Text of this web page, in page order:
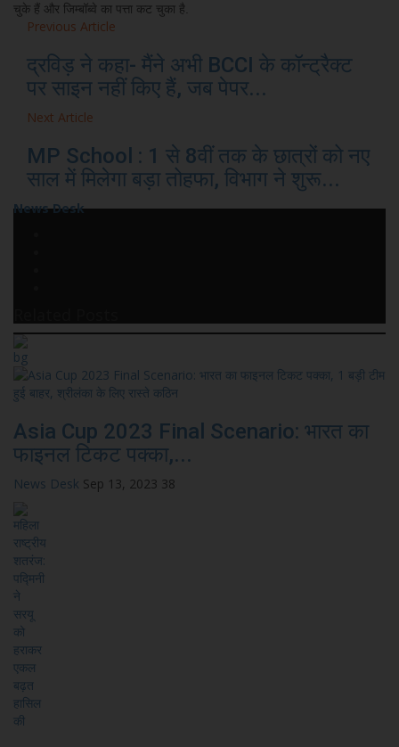
चुके हैं और जिम्बॉब्वे का पत्ता कट चुका है.
Previous Article
द्रविड़ ने कहा- मैंने अभी BCCI के कॉन्ट्रैक्ट
पर साइन नहीं किए हैं, जब पेपर...
Next Article
MP School : 1 से 8वीं तक के छात्रों को नए
साल में मिलेगा बड़ा तोहफा, विभाग ने शुरू...
News Desk
Asia Cup 2023 Final Scenario: भारत का
फाइनल टिकट पक्का,...
News Desk Sep 13, 2023 38